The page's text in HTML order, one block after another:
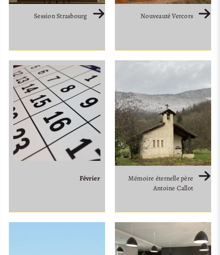
Session Strasbourg Nouveauté Vercors
Février
Mémoire éternelle père
Antoine Callot